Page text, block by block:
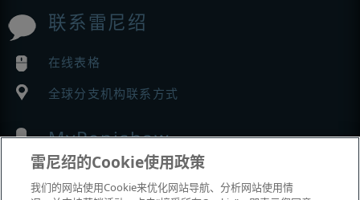
联系雷尼绍
在线表格
全球分支机构联系方式
MyRenishaw
在线商城
雷尼绍的Cookie使用政策
我们的网站使用Cookie来优化网站导航、分析网站使用情